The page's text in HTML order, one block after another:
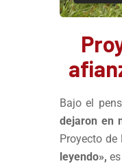
Bajo el
dejaron en
Proyecto
leyendo»,